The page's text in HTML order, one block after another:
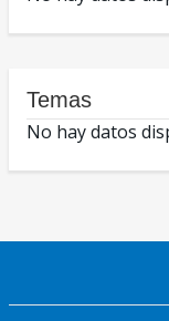
Temas
No hay datos